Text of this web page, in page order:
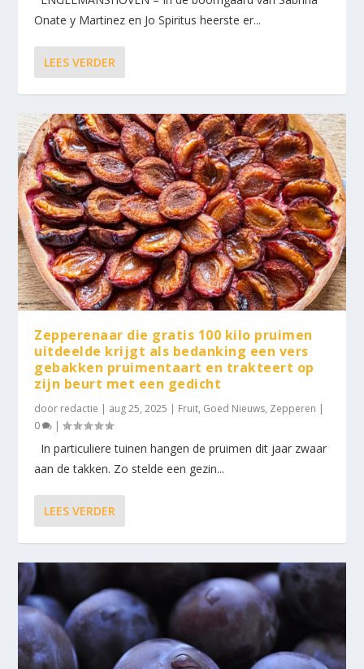
Onate y Martinez en Jo Spiritus heerste er...
LEES VERDER
Zepperenaar die gratis 100 kilo pruimen
uitdeelde krijgt als bedanking een vers
gebakken pruimentaart en trakteert op
zijn beurt met een gedicht
door redactie | aug 25, 2025 | Fruit, Goed Nieuws, Zepperen |
0
|
In particuliere tuinen hangen de pruimen dit jaar zwaar
aan de takken. Zo stelde een gezin...
LEES VERDER